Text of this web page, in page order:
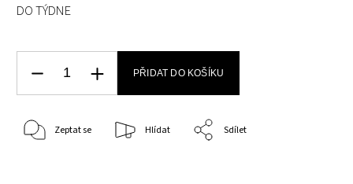
DO TÝDNE
PŘIDAT DO KOŠÍKU
Zeptat se Hlídat Sdílet